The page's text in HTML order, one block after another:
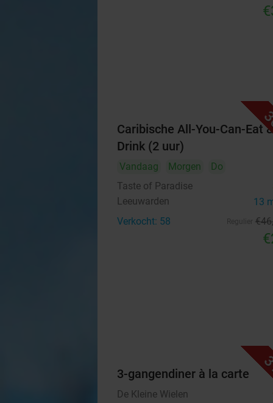
Caribische All-You-Can-Eat
Drink (2 uur)
Vandaag Morgen
Do
Taste of Paradise
Leeuwarden 13
Verkocht: 58 €46
3-gangendiner à la carte
De Kleine Wielen